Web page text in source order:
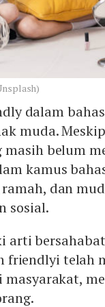
dalam
muda.
masih belum
kamus
dan
sosial.
arti
friendlyi telah